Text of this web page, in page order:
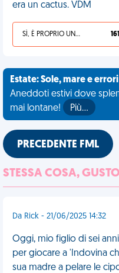
era un cactus. VDM
SÌ, È PROPRIO UNA VDM! 161
Estate: Sole, mare e errori
Aneddoti estivi dove
mai lontane!
Più…
PRECEDENTE FML
STESSA COSA,
Da Rick - 21/06/2025 14:32
Oggi, mio figlio di sei
per giocare a 'Indovina
sua madre a pelare le